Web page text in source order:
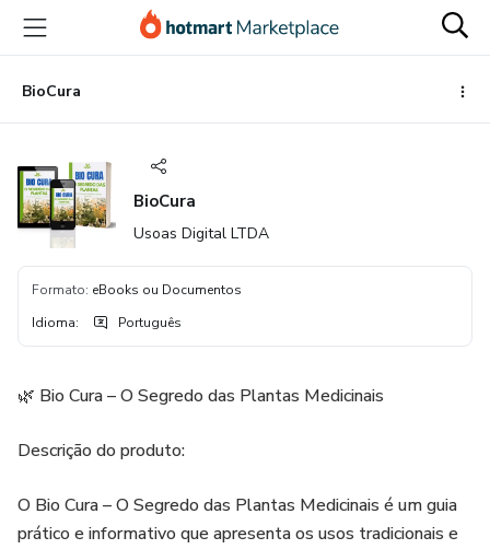
para
conteúdo
principal
para
pagamento
para
rodapé
BioCura
BioCura
Usoas Digital LTDA
Formato: eBooks ou Documentos
Idioma: Português
🌿 Bio Cura – O Segredo das Plantas Medicinais
Descrição do produto:
O Bio Cura – O Segredo das Plantas Medicinais é um guia
prático e informativo que apresenta os usos tradicionais e